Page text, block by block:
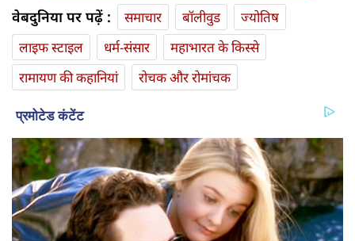
वेबदुनिया पर पढ़ें : समाचार बॉलीवुड
ज्योतिष
लाइफ स्‍टाइल
धर्म-संसार
महाभारत के किस्से
रामायण की कहानियां
रोचक और रोमांचक